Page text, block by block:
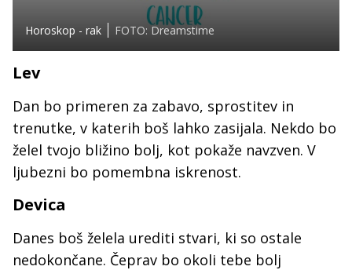
Horoskop - rak FOTO: Dreamstime
Lev
Dan bo primeren za zabavo, sprostitev in
trenutke, v katerih boš lahko zasijala. Nekdo bo
želel tvojo bližino bolj, kot pokaže navzven. V
ljubezni bo pomembna iskrenost.
Devica
Danes boš želela urediti stvari, ki so ostale
nedokončane. Čeprav bo okoli tebe bolj